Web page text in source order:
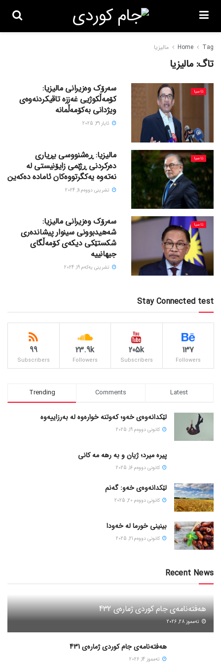
Home Tag مالیزیا
تاگ: مالیزیا
ئاسیا
سەرۆک وەزیرانی مالیزیا:
کۆمەڵکوژیی غەززە تاقیکردنەوەی
ویژدانی بەکۆمەڵمانە
ئایار 31, 2025
ئاسیا
مالیزیا: ڕەشنووسی بڕیاری
دەرکردنی ڕژێمی زایۆنیستی لە
نەتەوە یەکگرتووەکان ئامادە دەکەین
تشرینی دووه‌م 11, 2024
ئاسیا
سەرۆک وەزیرانی مالیزیا:
شەهیدبوونی سینوار پیشاندەری
شکستێکی دیکەی کۆمەڵگای
جیهانییە
تشرینی یه‌كه‌م 19, 2024
Stay Connected test
137
Followers
205k
Subscribers
23.9k
Followers
99
Subscribers
Trending Comments Latest
لێکدانەوەی خەو؛ کەوتنە خوارەوە لە بەرزاییەوە
كانونی دووه‌م 19, 2025
پیره میرد؛ ژیان و به رهه مه کانی
كانونی دووه‌م 16, 2025
لێکدانەوەی خەو: گەنم
كانونی دووه‌م 20, 2025
بینینی خورما لە خەودا
كانونی دووه‌م 21, 2025
Recent News
هەفتەنامەی جام کوردی ژمارەی 432
ته‌مموز 28, 2026
هەفتەنامەی جام کوردی ژمارەی 431
ته‌مموز 14, 2026